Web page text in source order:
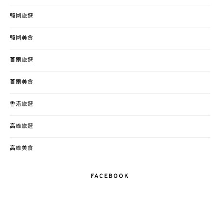
韓國旅遊
韓國美食
首爾旅遊
首爾美食
香港旅遊
高雄旅遊
高雄美食
FACEBOOK